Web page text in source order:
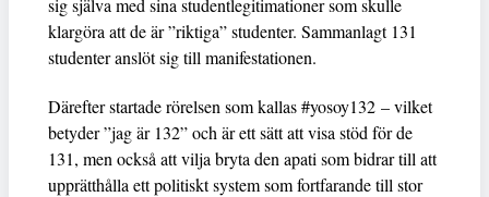
sig själva med sina studentlegitimationer som skulle
klargöra att de är ”riktiga” studenter. Sammanlagt 131
studenter anslöt sig till manifestationen.
Därefter startade rörelsen som kallas #yosoy132 – vilket
betyder ”jag är 132” och är ett sätt att visa stöd för de
131, men också att vilja bryta den apati som bidrar till att
upprätthålla ett politiskt system som fortfarande till stor